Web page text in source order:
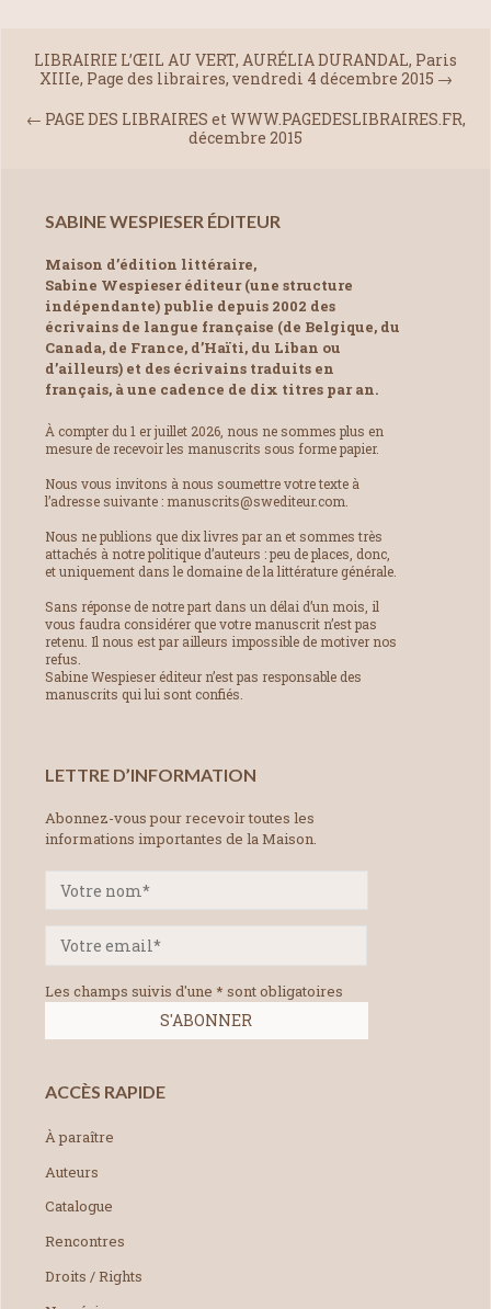
LIBRAIRIE L’ŒIL AU VERT, AURÉLIA DURANDAL, Paris
XIIIe, Page des libraires, vendredi 4 décembre 2015 →
← PAGE DES LIBRAIRES et WWW.PAGEDESLIBRAIRES.FR,
décembre 2015
SABINE WESPIESER ÉDITEUR
Maison d’édition littéraire,
Sabine Wespieser éditeur (une structure
indépendante) publie depuis 2002 des
écrivains de langue française (de Belgique, du
Canada, de France, d’Haïti, du Liban ou
d’ailleurs) et des écrivains traduits en
français, à une cadence de dix titres par an.
À compter du 1 er juillet 2026, nous ne sommes plus en
mesure de recevoir les manuscrits sous forme papier.
Nous vous invitons à nous soumettre votre texte à
l’adresse suivante : manuscrits@swediteur.com.
Nous ne publions que dix livres par an et sommes très
attachés à notre politique d’auteurs : peu de places, donc,
et uniquement dans le domaine de la littérature générale.
Sans réponse de notre part dans un délai d’un mois, il
vous faudra considérer que votre manuscrit n’est pas
retenu. Il nous est par ailleurs impossible de motiver nos
refus.
Sabine Wespieser éditeur n’est pas responsable des
manuscrits qui lui sont confiés.
LETTRE D’INFORMATION
Abonnez-vous pour recevoir toutes les
informations importantes de la Maison.
Les champs suivis d'une * sont obligatoires
ACCÈS RAPIDE
À paraître
Auteurs
Catalogue
Rencontres
Droits / Rights